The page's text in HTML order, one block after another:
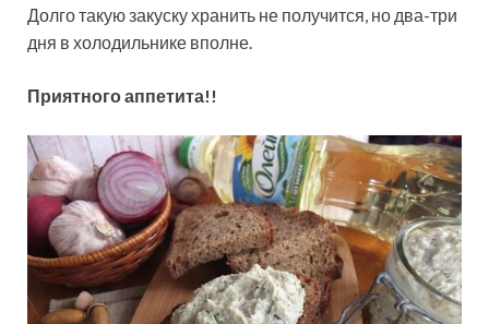
Долго такую закуску хранить не получится, но два-три
дня в холодильнике вполне.
Приятного аппетита!!